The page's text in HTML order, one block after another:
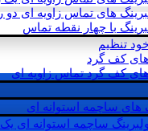
های تماس زاویه ای دو
با چهار نقطه تماس
تنظیم
های کف گرد
های کف گرد تماس زاویه ای
های ساچمه استوانه ای
ساچمه استوانه ای